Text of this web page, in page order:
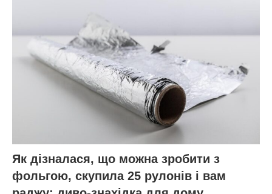
Як дізналася, що можна зробити з
фольгою, скупила 25 рулонів і вам